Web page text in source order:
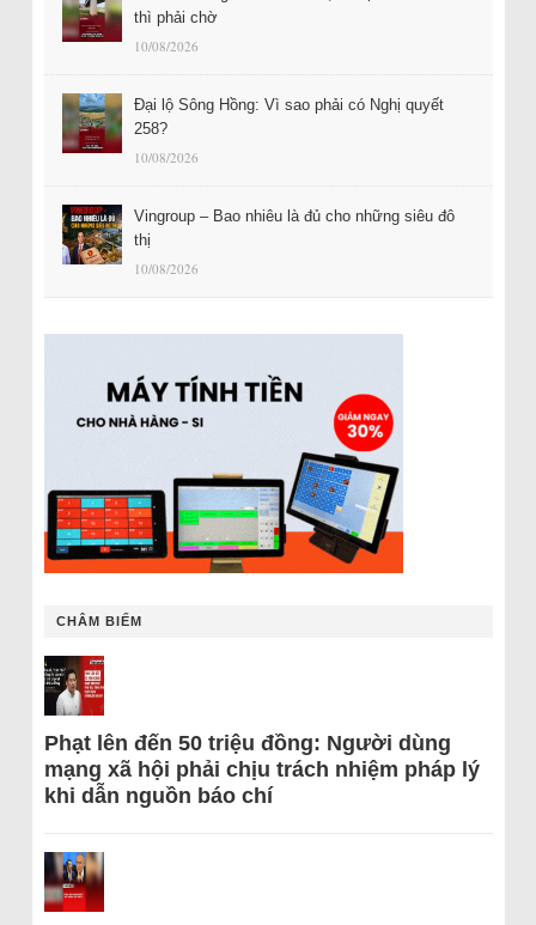
thì phải chờ
10/08/2026
Đại lộ Sông Hồng: Vì sao phải có Nghị quyết
258?
10/08/2026
Vingroup – Bao nhiêu là đủ cho những siêu đô
thị
10/08/2026
CHÂM BIẾM
Phạt lên đến 50 triệu đồng: Người dùng
mạng xã hội phải chịu trách nhiệm pháp lý
khi dẫn nguồn báo chí